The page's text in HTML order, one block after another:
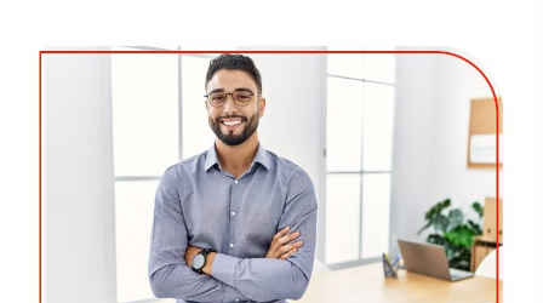
66 horas
PARASITOLOGIA
PATOLOGIA